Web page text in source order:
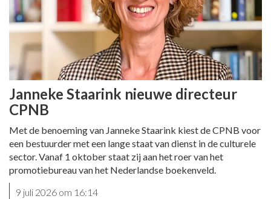
Janneke Staarink nieuwe directeur
CPNB
Met de benoeming van Janneke Staarink kiest de CPNB voor
een bestuurder met een lange staat van dienst in de culturele
sector. Vanaf 1 oktober staat zij aan het roer van het
promotiebureau van het Nederlandse boekenveld.
9 juli 2026 om 16:14